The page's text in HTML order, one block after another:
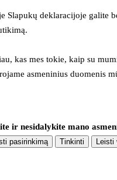
Slapukų deklaracijoje galite
kas mes tokie, kaip su
asmeninius duomenis
ir nesidalykite mano
pasirinkimą Tinkinti Leisti